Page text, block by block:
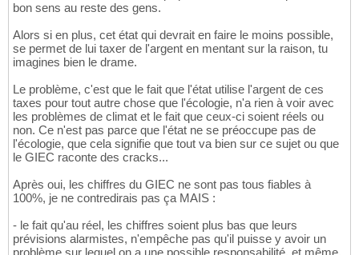
bon sens au reste des gens.
Alors si en plus, cet état qui devrait en faire le moins possible,
se permet de lui taxer de l'argent en mentant sur la raison, tu
imagines bien le drame.
Le problème, c'est que le fait que l'état utilise l'argent de ces
taxes pour tout autre chose que l'écologie, n'a rien à voir avec
les problèmes de climat et le fait que ceux-ci soient réels ou
non. Ce n'est pas parce que l'état ne se préoccupe pas de
l'écologie, que cela signifie que tout va bien sur ce sujet ou que
le GIEC raconte des cracks...
Après oui, les chiffres du GIEC ne sont pas tous fiables à
100%, je ne contredirais pas ça MAIS :
- le fait qu'au réel, les chiffres soient plus bas que leurs
prévisions alarmistes, n'empêche pas qu'il puisse y avoir un